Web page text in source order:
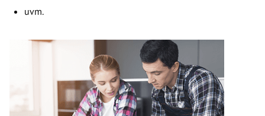
uvm.